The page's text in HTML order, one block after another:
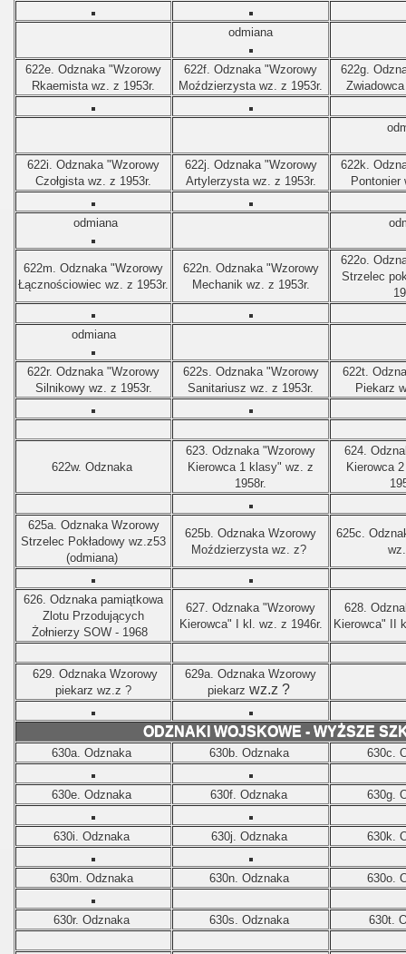
odmiana
622e. Odznaka "Wzorowy
Rkaemista wz. z 1953r.
622f. Odznaka "Wzorowy
Moździerzysta wz. z 1953r.
622g.
622i. Odznaka "Wzorowy
Czołgista wz. z 1953r.
622j. Odznaka "Wzorowy
Artylerzysta wz. z 1953r.
622k.
Pontonier
odmiana
622m. Odznaka "Wzorowy
Łącznościowiec wz. z 1953r.
622n. Odznaka "Wzorowy
Mechanik wz. z 1953r.
622o.
Strzelec
odmiana
622r. Odznaka "Wzorowy
Silnikowy wz. z 1953r.
622s. Odznaka "Wzorowy
Sanitariusz wz. z 1953r.
622t.
Piekarz
622w. Odznaka
623. Odznaka "Wzorowy
Kierowca 1 klasy" wz. z
1958r.
624.
Kierowca
625a. Odznaka Wzorowy
Strzelec Pokładowy wz.z53
(odmiana)
625b. Odznaka Wzorowy
Moździerzysta wz. z?
625c.
626. Odznaka pamiątkowa
Zlotu Przodujących
Żołnierzy SOW - 1968
627. Odznaka "Wzorowy
Kierowca" I kl. wz. z 1946r.
628.
Kierowca" II
629. Odznaka Wzorowy
piekarz wz.z ?
629a. Odznaka Wzorowy
piekarz wz.z ?
ODZNAKI WOJSKOWE - WYŻSZE
630a. Odznaka 630b. Odznaka 630c.
630e. Odznaka 630f. Odznaka 630g.
630i. Odznaka 630j. Odznaka 630k.
630m. Odznaka 630n. Odznaka 630o.
630r. Odznaka 630s. Odznaka 630t.